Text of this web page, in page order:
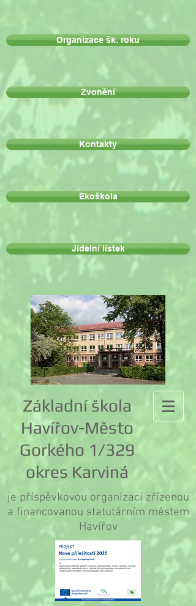
Organizace šk. roku
Zvonění
Kontakty
Ekoškola
Jídelní lístek
Základní škola
Havířov-Město
Gorkého 1/329
okres Karviná
je příspěvkovou organizací zřízenou
a financovanou statutárním městem
Havířov